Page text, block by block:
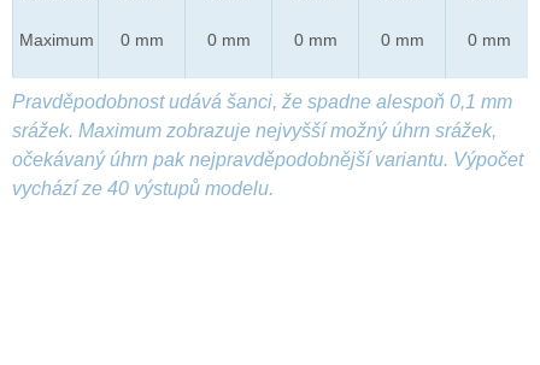
Maximum 0 mm 0 mm 0 mm 0 mm 0 mm
Pravděpodobnost udává šanci, že spadne alespoň 0,1 mm
srážek. Maximum zobrazuje nejvyšší možný úhrn srážek,
očekávaný úhrn pak nejpravděpodobnější variantu. Výpočet
vychází ze 40 výstupů modelu.